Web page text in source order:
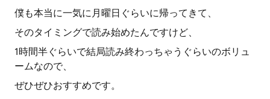
僕も本当に一気に月曜日ぐらいに帰ってきて、
そのタイミングで読み始めたんですけど、
1時間半ぐらいで結局読み終わっちゃうぐらいのボリュ
ームなので、
ぜひぜひおすすめです。